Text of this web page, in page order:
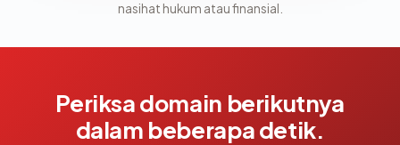
nasihat hukum atau finansial.
Periksa domain berikutnya
dalam beberapa detik.